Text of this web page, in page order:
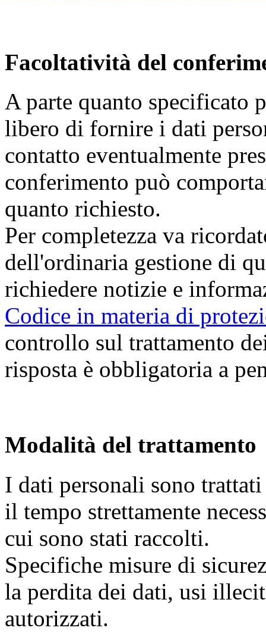
Facoltatività del
A parte quanto specificato
libero di fornire i dati
contatto eventualmente
conferimento può
quanto richiesto.
Per completezza va
dell'ordinaria gestione di
richiedere notizie e
Codice in materia di
controllo sul trattamento
risposta è obbligatoria a
Modalità del trattamento
I dati personali sono
il tempo strettamente
cui sono stati raccolti.
Specifiche misure di
la perdita dei dati, usi
autorizzati.